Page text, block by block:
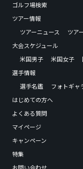
ゴルフ場検索
ツアー情報
ツアーニュース
ツア
大会スケジュール
米国男子
米国女子
選手情報
選手名鑑
フォトギャ
はじめての方へ
よくある質問
マイページ
キャンペーン
特集
お問い合わせ